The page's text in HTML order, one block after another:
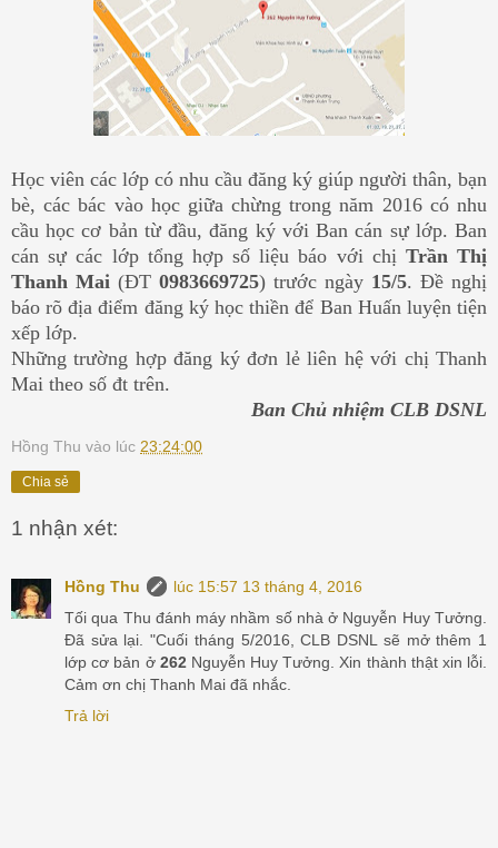
Học viên các lớp có nhu cầu đăng ký giúp người thân, bạn
bè, các bác vào học giữa chừng trong năm 2016 có nhu
cầu học cơ bản từ đầu, đăng ký với Ban cán sự lớp. Ban
cán sự các lớp tổng hợp số liệu báo với chị Trần Thị
Thanh Mai (ĐT 0983669725) trước ngày 15/5. Đề nghị
báo rõ địa điểm đăng ký học thiền để Ban Huấn luyện tiện
xếp lớp.
Những trường hợp đăng ký đơn lẻ liên hệ với chị Thanh
Mai theo số đt trên.
Ban Chủ nhiệm CLB DSNL
Hồng Thu vào lúc 23:24:00
Chia sẻ
1 nhận xét:
Hồng Thu
lúc 15:57 13 tháng 4, 2016
Tối qua Thu đánh máy nhầm số nhà ở Nguyễn Huy Tưởng.
Đã sửa lại. "Cuối tháng 5/2016, CLB DSNL sẽ mở thêm 1
lớp cơ bản ở 262 Nguyễn Huy Tưởng. Xin thành thật xin lỗi.
Cảm ơn chị Thanh Mai đã nhắc.
Trả lời